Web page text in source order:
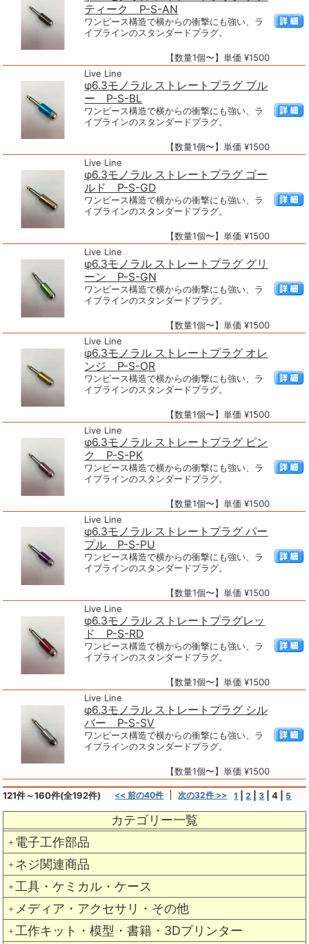
カテゴリー一覧
＋ 電子工作部品
＋ ネジ関連商品
＋ 工具・ケミカル・ケース
＋ メディア・アクセサリ・その他
＋ 工作キット・模型・書籍・3Dプリンター
ティーク P-S-AN
ワンピース構造で横からの衝撃にも強い、ラ
イブラインのスタンダードプラグ。
【数量1個〜】単価 ¥1500
Live Line
φ6.3モノラル ストレートプラグ ブル
ー P-S-BL
ワンピース構造で横からの衝撃にも強い、ラ
イブラインのスタンダードプラグ。
【数量1個〜】単価 ¥1500
Live Line
φ6.3モノラル ストレートプラグ ゴー
ルド P-S-GD
ワンピース構造で横からの衝撃にも強い、ラ
イブラインのスタンダードプラグ。
【数量1個〜】単価 ¥1500
Live Line
φ6.3モノラル ストレートプラグ グリ
ーン P-S-GN
ワンピース構造で横からの衝撃にも強い、ラ
イブラインのスタンダードプラグ。
【数量1個〜】単価 ¥1500
Live Line
φ6.3モノラル ストレートプラグ オレ
ンジ P-S-OR
ワンピース構造で横からの衝撃にも強い、ラ
イブラインのスタンダードプラグ。
【数量1個〜】単価 ¥1500
Live Line
φ6.3モノラル ストレートプラグ ピン
ク P-S-PK
ワンピース構造で横からの衝撃にも強い、ラ
イブラインのスタンダードプラグ。
【数量1個〜】単価 ¥1500
Live Line
φ6.3モノラル ストレートプラグ パー
プル P-S-PU
ワンピース構造で横からの衝撃にも強い、ラ
イブラインのスタンダードプラグ。
【数量1個〜】単価 ¥1500
Live Line
φ6.3モノラル ストレートプラグレッ
ド P-S-RD
ワンピース構造で横からの衝撃にも強い、ラ
イブラインのスタンダードプラグ。
【数量1個〜】単価 ¥1500
Live Line
φ6.3モノラル ストレートプラグ シル
バー P-S-SV
ワンピース構造で横からの衝撃にも強い、ラ
イブラインのスタンダードプラグ。
【数量1個〜】単価 ¥1500
121件～160件(全192件) << 前の40件 次の32件 >> 1 |2 |3 |4 5